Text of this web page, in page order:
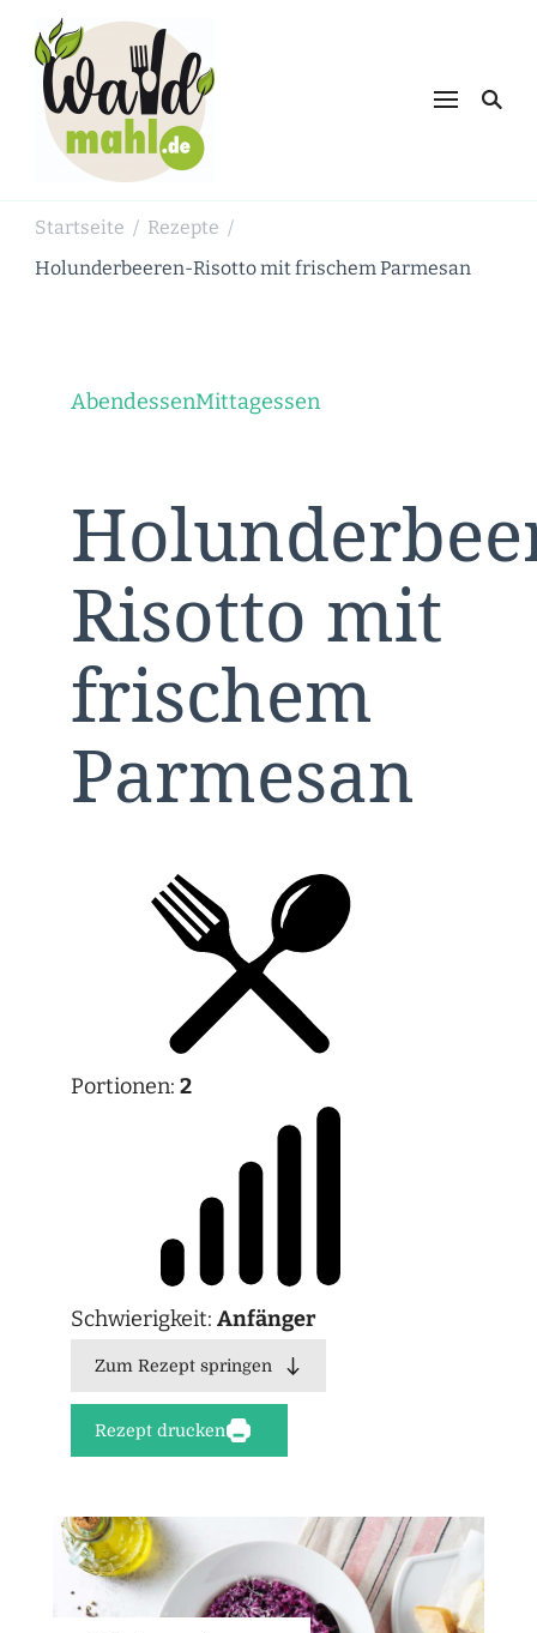
Schnabulieren, was die Natur einem
Startseite / Rezepte /
Holunderbeeren-Risotto mit frischem Parmesan
AbendessenMittagessen
Risotto mit
frischem
Parmesan
Portionen: 2
Schwierigkeit: Anfänger
Zum Rezept springen
Rezept drucken